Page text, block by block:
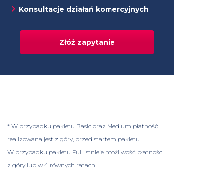
Konsultacje działań komercyjnych
Złóż zapytanie
* W przypadku pakietu Basic oraz Medium płatność
realizowana jest z góry, przed startem pakietu.
W przypadku pakietu Full istnieje możliwość płatności
z góry lub w 4 równych ratach.